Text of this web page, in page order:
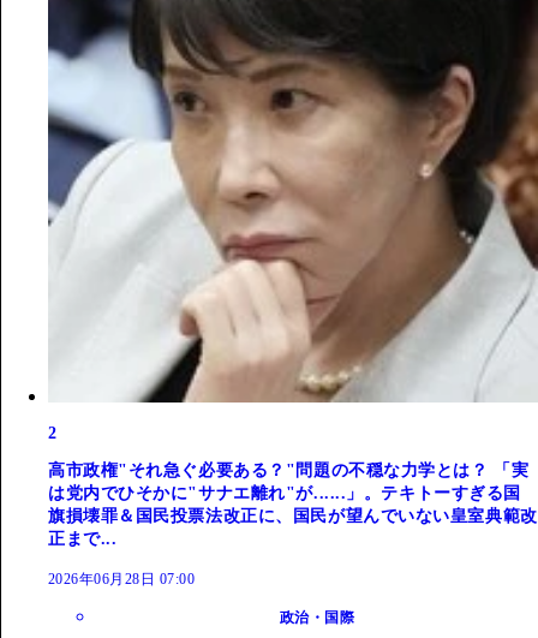
2
高市政権"それ急ぐ必要ある？"問題の不穏な力学とは？ 「実
は党内でひそかに"サナエ離れ"が......」。テキトーすぎる国
旗損壊罪＆国民投票法改正に、国民が望んでいない皇室典範改
正まで...
2026年06月28日 07:00
政治・国際